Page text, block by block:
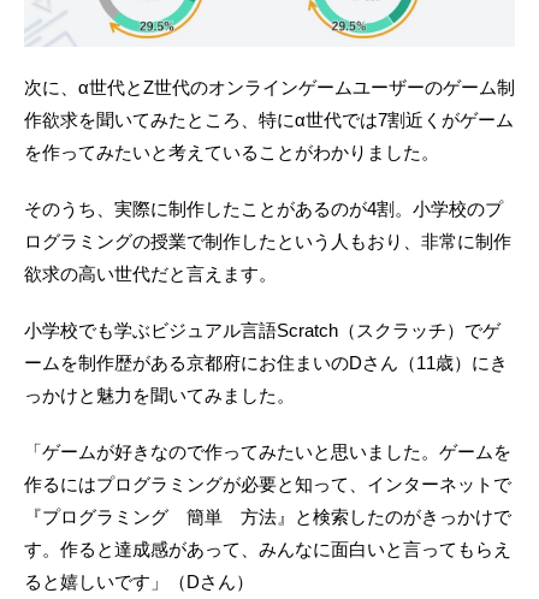
次に、α世代とZ世代のオンラインゲームユーザーのゲーム制
作欲求を聞いてみたところ、特にα世代では7割近くがゲーム
を作ってみたいと考えていることがわかりました。
そのうち、実際に制作したことがあるのが4割。小学校のプ
ログラミングの授業で制作したという人もおり、非常に制作
欲求の高い世代だと言えます。
小学校でも学ぶビジュアル言語Scratch（スクラッチ）でゲ
ームを制作歴がある京都府にお住まいのDさん（11歳）にき
っかけと魅力を聞いてみました。
「ゲームが好きなので作ってみたいと思いました。ゲームを
作るにはプログラミングが必要と知って、インターネットで
『プログラミング 簡単 方法』と検索したのがきっかけで
す。作ると達成感があって、みんなに面白いと言ってもらえ
ると嬉しいです」（Dさん）